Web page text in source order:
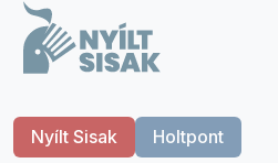
Nyílt Sisak Holtpont